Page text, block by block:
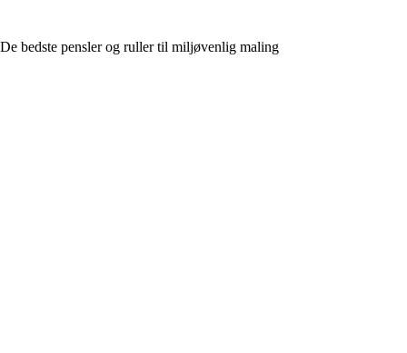
De bedste pensler og ruller til miljøvenlig maling